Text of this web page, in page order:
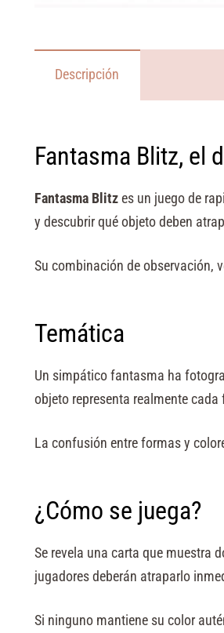
Descripción
Fantasma Blitz, el
Fantasma Blitz es un juego de
y descubrir qué objeto deben
Su combinación de observación,
Temática
Un simpático fantasma ha
objeto representa realmente
La confusión entre formas y
¿Cómo se juega?
Se revela una carta que muestra
jugadores deberán atraparlo
Si ninguno mantiene su color